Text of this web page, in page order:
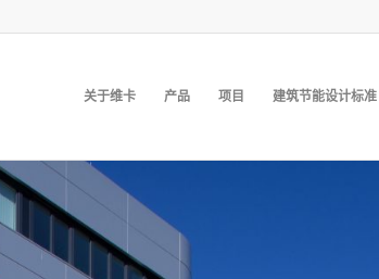
关于维卡 产品 项目 建筑节能设计标准